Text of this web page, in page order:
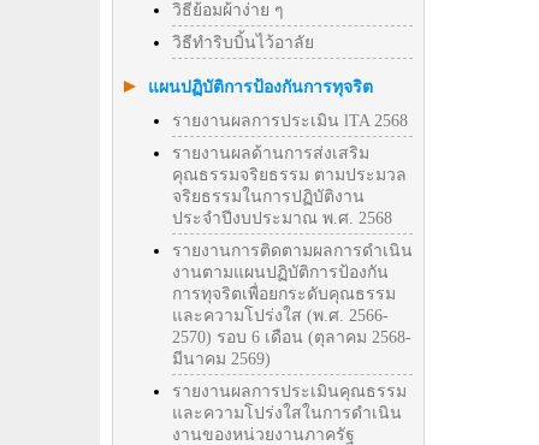
วิธีย้อมผ้าง่าย ๆ
วิธีทําริบบิ้นไว้อาลัย
แผนปฏิบัติการป้องกันการทุจริต
รายงานผลการประเมิน lTA 2568
รายงานผลด้านการส่งเสริม
คุณธรรมจริยธรรม ตามประมวล
จริยธรรมในการปฏิบัติงาน
ประจำปีงบประมาณ พ.ศ. 2568
รายงานการติดตามผลการดำเนิน
งานตามแผนปฏิบัติการป้องกัน
การทุจริตเพื่อยกระดับคุณธรรม
และความโปร่งใส (พ.ศ. 2566-
2570) รอบ 6 เดือน (ตุลาคม 2568-
มีนาคม 2569)
รายงานผลการประเมินคุณธรรม
และความโปร่งใสในการดำเนิน
งานของหน่วยงานภาครัฐ